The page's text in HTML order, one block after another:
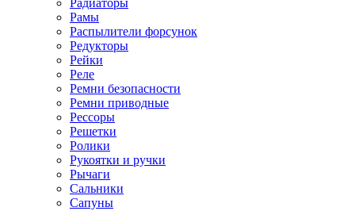
Радиаторы
Рамы
Распылители форсунок
Редукторы
Рейки
Реле
Ремни безопасности
Ремни приводные
Рессоры
Решетки
Ролики
Рукоятки и ручки
Рычаги
Сальники
Сапуны